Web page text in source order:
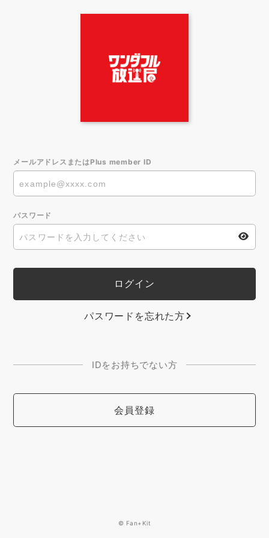
メールアドレスまたはPlus member ID
パスワード
パスワードを忘れた方
IDをお持ちでない方
会員登録
© Fan+Kit